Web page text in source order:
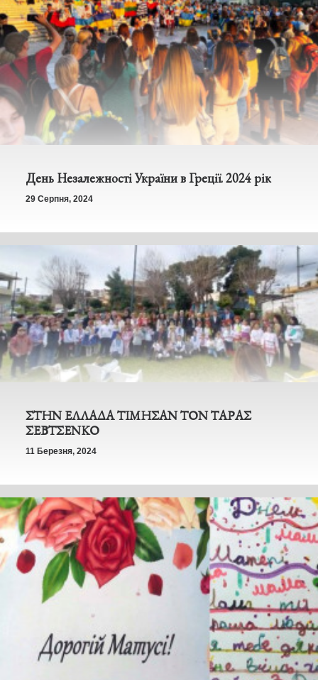
День Незалежності України в Греції. 2024 рік
29 Серпня, 2024
ΣΤΗΝ ΕΛΛΑΔΑ ΤΙΜΗΣΑΝ ΤΟΝ ΤΑΡΑΣ
ΣΕΒΤΣΕΝΚΟ
11 Березня, 2024